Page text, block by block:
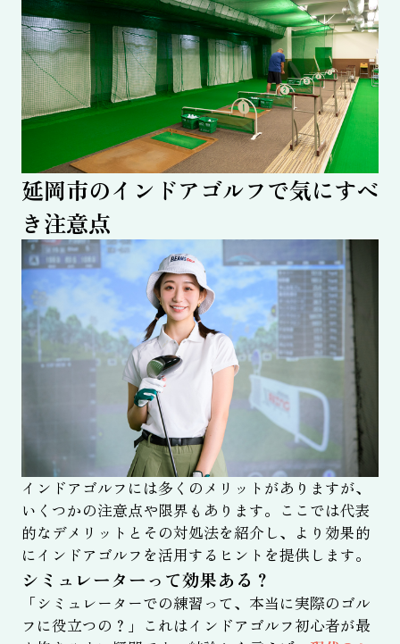
延岡市のインドアゴルフで気にすべ
き注意点
インドアゴルフには多くのメリットがありますが、
いくつかの注意点や限界もあります。ここでは代表
的なデメリットとその対処法を紹介し、より効果的
にインドアゴルフを活用するヒントを提供します。
シミュレーターって効果ある？
「シミュレーターでの練習って、本当に実際のゴル
フに役立つの？」これはインドアゴルフ初心者が最